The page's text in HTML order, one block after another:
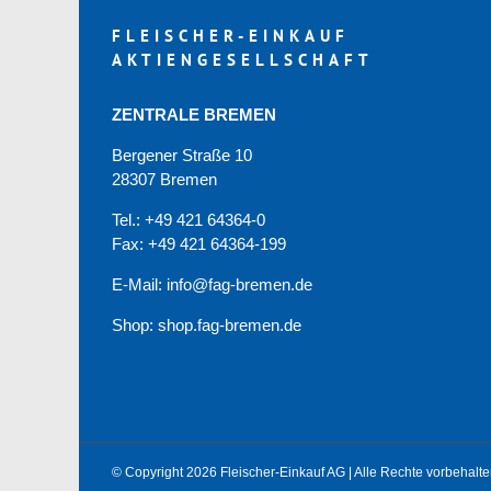
FLEISCHER-EINKAUF
AKTIENGESELLSCHAFT
ZENTRALE BREMEN
Bergener Straße 10
28307 Bremen
Tel.: +49 421 64364-0
Fax: +49 421 64364-199
E-Mail: info@fag-bremen.de
Shop: shop.fag-bremen.de
© Copyright 2026 Fleischer-Einkauf AG | Alle Rechte